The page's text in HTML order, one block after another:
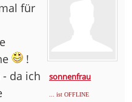
sonnenfrau
... ist OFFLINE
für
!
da ich